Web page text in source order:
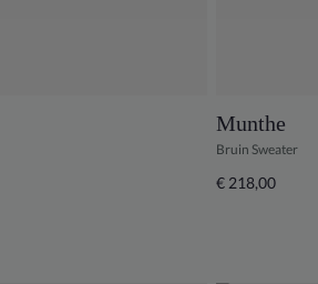
Munthe
Bruin Sweater
€ 218,00